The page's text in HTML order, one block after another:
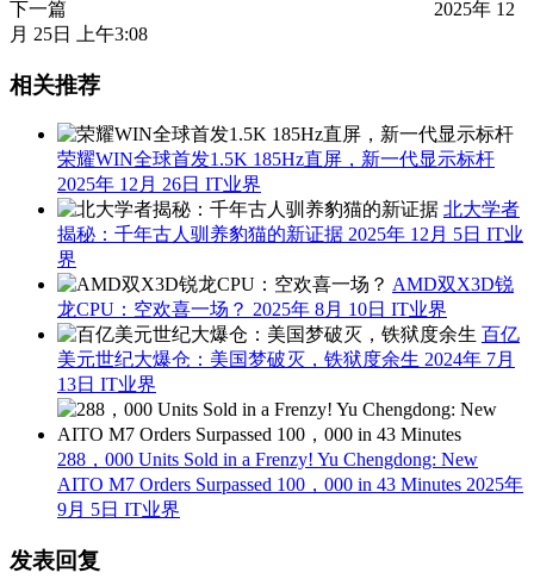
下一篇
2025年 12
月 25日 上午3:08
相关推荐
荣耀WIN全球首发1.5K 185Hz直屏，新一代显示标杆
2025年 12月 26日 IT业界
北大学者
揭秘：千年古人驯养豹猫的新证据 2025年 12月 5日 IT业
界
AMD双X3D锐
龙CPU：空欢喜一场？ 2025年 8月 10日 IT业界
百亿
美元世纪大爆仓：美国梦破灭，铁狱度余生 2024年 7月
13日 IT业界
288，000 Units Sold in a Frenzy! Yu Chengdong: New
AITO M7 Orders Surpassed 100，000 in 43 Minutes 2025年
9月 5日 IT业界
发表回复